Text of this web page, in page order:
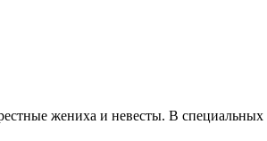
жениха и невесты. В специальных